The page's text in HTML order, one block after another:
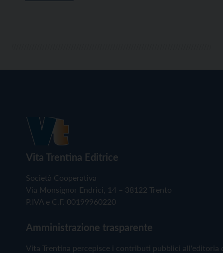
Vita Trentina Editrice
Società Cooperativa
Via Monsignor Endrici, 14 – 38122 Trento
P.IVA e C.F. 00199960220
Amministrazione trasparente
Vita Trentina percepisce i contributi pubblici all'editoria